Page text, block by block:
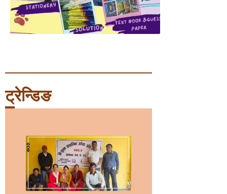
ट्रेन्डिङ